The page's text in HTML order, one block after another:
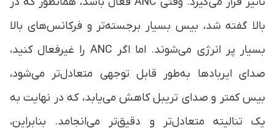
بالا گفته شد، بیس بسیار برجسته‌تر و فرکانس‌های بالا
بسیار پر انرژی می‌شوند. اما اگر ANC را غیرفعال کنید،
صدای ایربادها به‌طور قابل توجهی متعادل‌تر می‌شود،
بیس کمتر و صدای تریبل کاهش می‌یابد، که در نهایت به
یک تنالیته متعادل‌تر و دقیق‌تر می‌انجامد. بنابراین،